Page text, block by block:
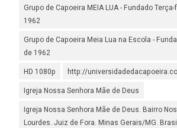
Grupo de Capoeira MEIA LUA - Fundado
1962
Grupo de Capoeira Meia Lua na Escola -
de 1962
HD 1080p http://
Igreja Nossa Senhora Mãe de Deus
Igreja Nossa Senhora Mãe de Deus. Bairro
Lourdes. Juiz de Fora. Minas Gerais/MG. Brasil